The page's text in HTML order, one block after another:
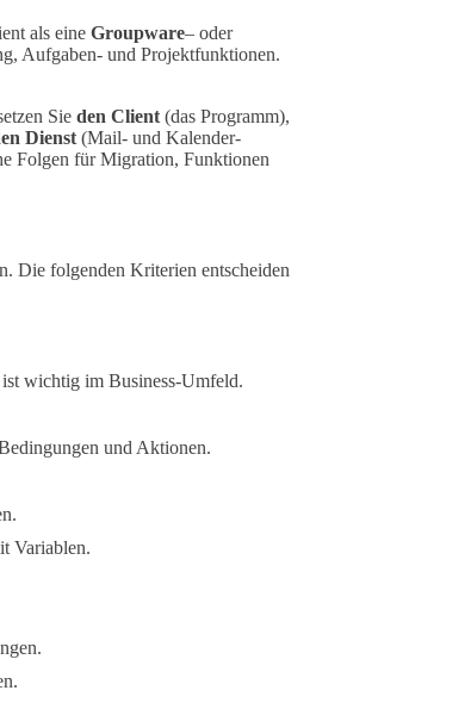
als eine Groupware– oder
Aufgaben- und Projektfunktionen.
Sie den Client (das Programm),
Dienst (Mail- und Kalender-
Folgen für Migration, Funktionen
Die folgenden Kriterien entscheiden
wichtig im Business-Umfeld.
und Aktionen.
Variablen.